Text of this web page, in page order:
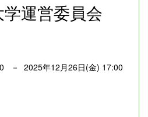
運営委員会
－ 2025年12月26日(金) 17:00